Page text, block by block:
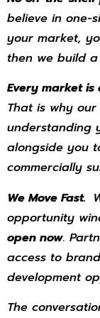
believe in one-
your market,
then we build
Every market is
That is why
understanding
alongside you
commercially
We Move Fast.
opportunity
open now.
access to
development
The